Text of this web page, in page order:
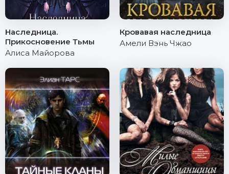
Наследница.
Прикосновение Тьмы
Алиса Майорова
Кровавая наследница
Амели Вэнь Чжао